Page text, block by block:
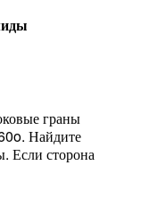
граны
o. Найдите
Если сторона